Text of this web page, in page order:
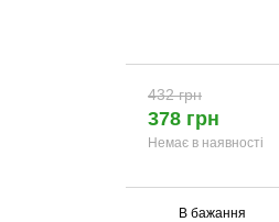
432 грн
378 грн
Немає в наявності
В бажання